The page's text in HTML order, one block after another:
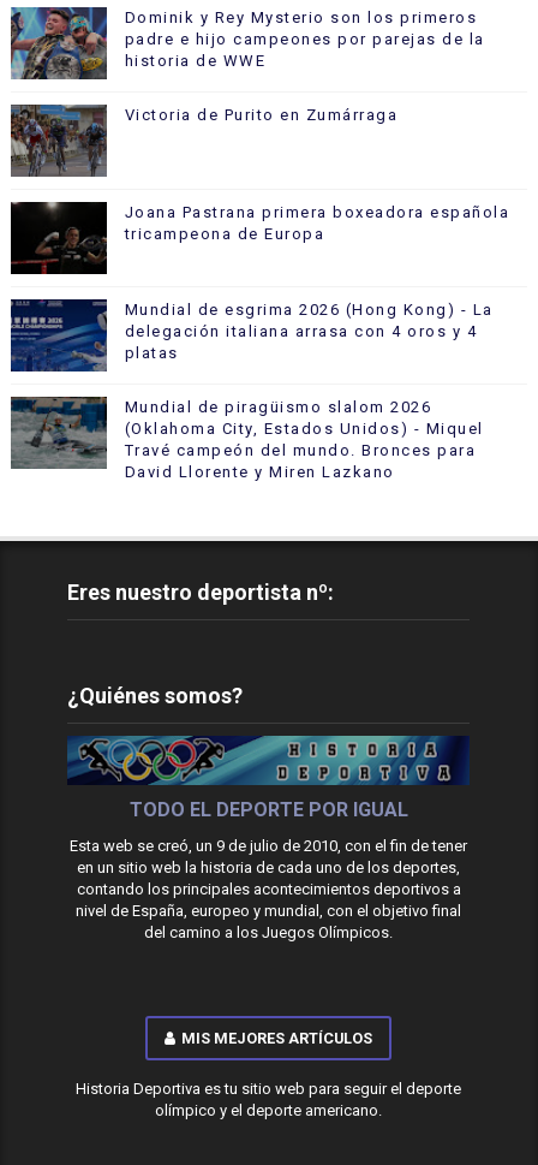
Dominik y Rey Mysterio son los primeros
padre e hijo campeones por parejas de la
historia de WWE
Victoria de Purito en Zumárraga
Joana Pastrana primera boxeadora española
tricampeona de Europa
Mundial de esgrima 2026 (Hong Kong) - La
delegación italiana arrasa con 4 oros y 4
platas
Mundial de piragüismo slalom 2026
(Oklahoma City, Estados Unidos) - Miquel
Travé campeón del mundo. Bronces para
David Llorente y Miren Lazkano
Eres nuestro deportista nº:
¿Quiénes somos?
TODO EL DEPORTE POR IGUAL
Esta web se creó, un 9 de julio de 2010, con el fin de tener
en un sitio web la historia de cada uno de los deportes,
contando los principales acontecimientos deportivos a
nivel de España, europeo y mundial, con el objetivo final
del camino a los Juegos Olímpicos.
MIS MEJORES ARTÍCULOS
Historia Deportiva es tu sitio web para seguir el deporte
olímpico y el deporte americano.